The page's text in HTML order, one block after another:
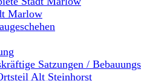
Marlow
Satzungen /
Alt Steinhorst